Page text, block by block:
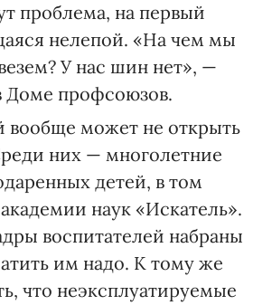
проблема, на первый
нелепой. «На чем мы
У нас шин нет», —
Доме профсоюзов.
вообще может не открыть
них — многолетние
детей, в том
наук «Искатель».
воспитателей набраны
им надо. К тому же
что неэксплуатируемые